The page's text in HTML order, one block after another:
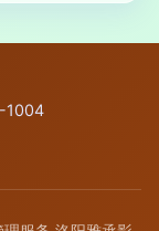
1004